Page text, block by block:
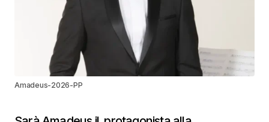
Amadeus-2026-PP